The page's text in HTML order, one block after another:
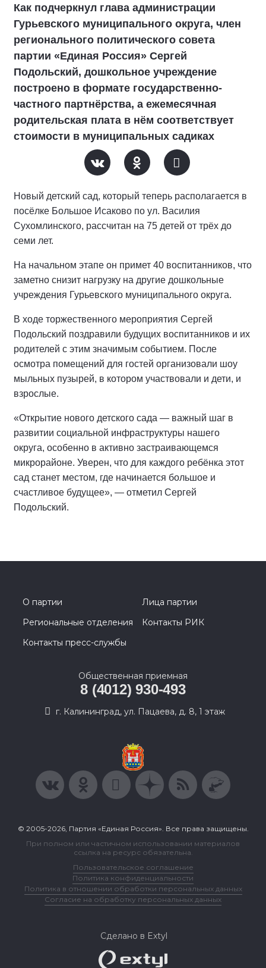
Как подчеркнул глава администрации
Гурьевского муниципального округа, член
регионального политического совета
партии «Единая Россия» Сергей
Подольский, дошкольное учреждение
построено в формате государственно-
частного партнёрства, а ежемесячная
родительская плата в нём соответствует
стоимости в муниципальных садиках
Новый детский сад, который теперь располагается в
посёлке Большое Исаково по ул. Василия
Сухомлинского, рассчитан на 75 детей от трёх до
семи лет.
На начальном этапе он примет 40 воспитанников, что
заметно снизит нагрузку на другие дошкольные
учреждения Гурьевского муниципального округа.
В ходе торжественного мероприятия Сергей
Подольский поздравили будущих воспитанников и их
родителей с этим значимым событием. После
осмотра помещений для гостей организовали шоу
мыльных пузырей, в котором участвовали и дети, и
взрослые.
«Открытие нового детского сада — важный шаг в
развитии социальной инфраструктуры нашего
округа, особенно в активно застраивающемся
микрорайоне. Уверен, что для каждого ребёнка этот
сад станет местом, где начинается большое и
счастливое будущее», — отметил Сергей
Подольский.
О партии
Лица партии
Региональные отделения
Контакты РИК
Контакты пресс-службы
Общественная приемная
8 (4012) 930-493
г. Калининград, ул. Пацаева, д. 8, 1 этаж
© 2005-2026, Партия «Единая Россия». Все права защищены.
При полном или частичном использовании материалов
ссылка на ресурс обязательна.
Пользовательское соглашение
Политика конфиденциальности
Политика в отношении обработки персональных данных
Согласие на обработку персональных данных
Сделано в Extyl